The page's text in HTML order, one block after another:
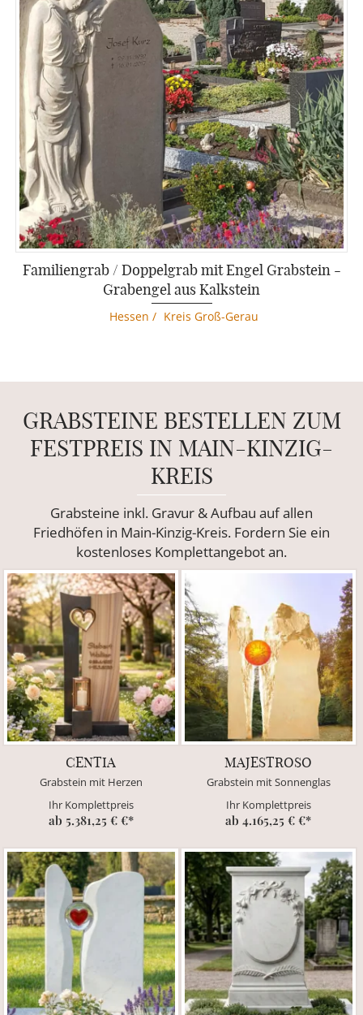
Familiengrab / Doppelgrab mit Engel Grabstein -
Grabengel aus Kalkstein
Hessen / Kreis Groß-Gerau
GRABSTEINE BESTELLEN ZUM
FESTPREIS IN MAIN-KINZIG-
KREIS
Grabsteine inkl. Gravur & Aufbau auf allen
Friedhöfen in Main-Kinzig-Kreis. Fordern Sie ein
kostenloses Komplettangebot an.
CENTIA
Grabstein mit Herzen
Ihr Komplettpreis
ab 5.381,25 € €*
MAJESTROSO
Grabstein mit Sonnenglas
Ihr Komplettpreis
ab 4.165,25 € €*